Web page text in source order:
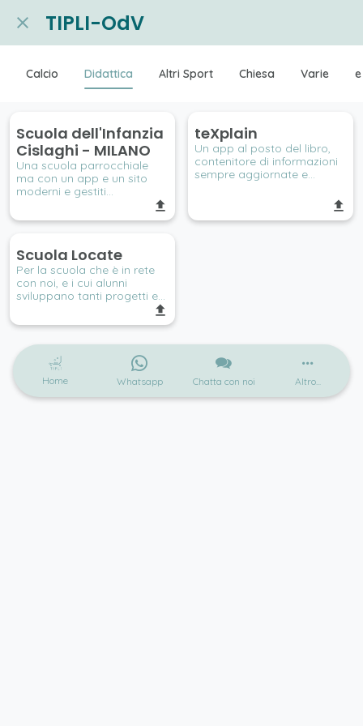
TIPLI-OdV
Calcio Didattica Altri Sport Chiesa Varie
Scuola dell'Infanzia
Cislaghi - MILANO
Una scuola parrocchiale
ma con un app e un sito
moderni e gestiti
segreteria della scuola.
teXplain
Un app al posto del libro,
contenitore di informazioni
sempre aggiornate e
Scuola Locate
Per la scuola che è in rete
con noi, e i cui alunni
sviluppano tanti progetti e
app, abbiamo creato l'app
per la scuola. Dalle notizie
all'area privata riservata ai
docenti.
Home Whatsapp Chatta con noi Altro...